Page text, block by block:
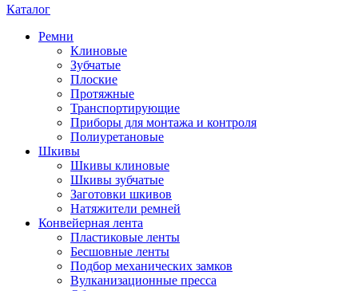
Каталог
Ремни
Клиновые
Зубчатые
Плоские
Протяжные
Транспортирующие
Приборы для монтажа и контроля
Полиуретановые
Шкивы
Шкивы клиновые
Шкивы зубчатые
Заготовки шкивов
Натяжители ремней
Конвейерная лента
Пластиковые ленты
Бесшовные ленты
Подбор механических замков
Вулканизационные пресса